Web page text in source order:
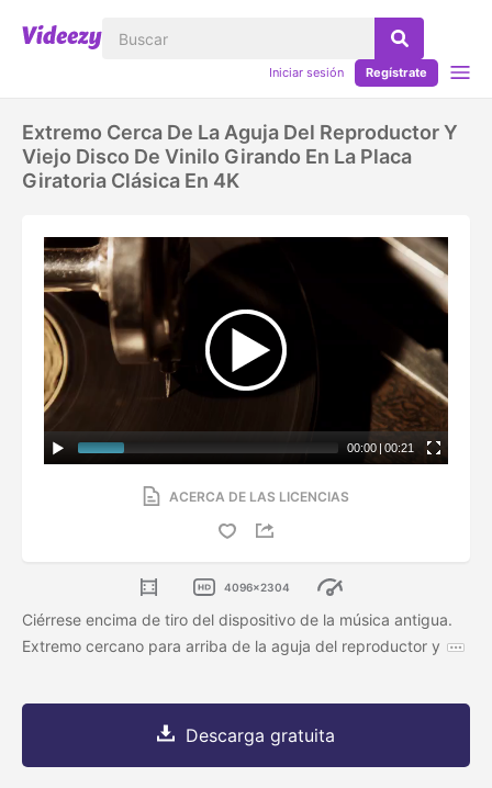
Iniciar sesión Regístrate
Extremo Cerca De La Aguja Del Reproductor Y
Viejo Disco De Vinilo Girando En La Placa
Giratoria Clásica En 4K
00:00 | 00:21
ACERCA DE LAS LICENCIAS
4096x2304
Ciérrese encima de tiro del dispositivo de la música antigua.
Extremo cercano para arriba de la aguja del reproductor y
Descarga gratuita